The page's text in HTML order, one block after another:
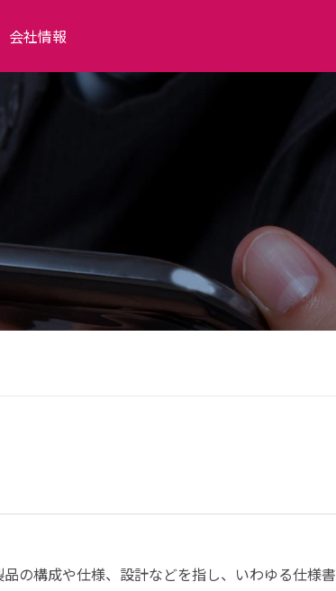
会社情報
の構成や仕様、設計などを指し、いわゆる仕様書